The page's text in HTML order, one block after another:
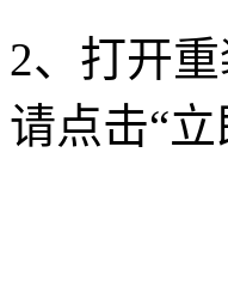
2、打开
请点击“立